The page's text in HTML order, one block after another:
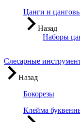
Цанги и
Назад
Наборы
Слесарные
Назад
Бокорезы
Клейма